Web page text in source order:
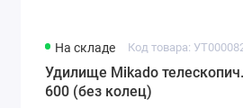
На складе Код товара:
Удилище Mikado телескопич.
600 (без колец)